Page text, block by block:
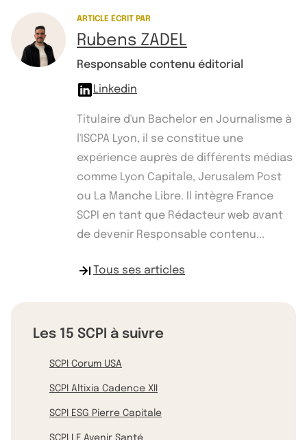
ARTICLE ÉCRIT PAR
Rubens ZADEL
Responsable contenu éditorial
Linkedin
Titulaire d'un Bachelor en Journalisme à
l'ISCPA Lyon, il se constitue une
expérience auprès de différents médias
comme Lyon Capitale, Jerusalem Post
ou La Manche Libre. Il intègre France
SCPI en tant que Rédacteur web avant
de devenir Responsable contenu...
Tous ses articles
Les 15 SCPI à suivre
SCPI Corum USA
SCPI Altixia Cadence XII
SCPI ESG Pierre Capitale
SCPI LF Avenir Santé